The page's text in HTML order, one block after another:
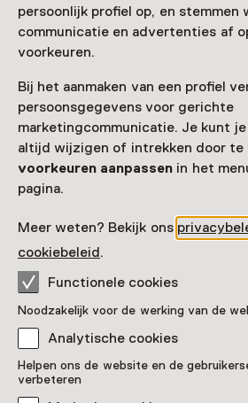
persoonlijk profiel op, en stemmen
communicatie en advertenties af
voorkeuren.
Bij het aanmaken van een profiel
persoonsgegevens voor gerichte
marketingcommunicatie. Je kunt
altijd wijzigen of intrekken door te
voorkeuren aanpassen in het
pagina.
Meer weten? Bekijk ons
cookiebeleid.
Functionele cookies
Noodzakelijk voor de werking van de
Analytische cookies
Helpen ons de website en de
verbeteren